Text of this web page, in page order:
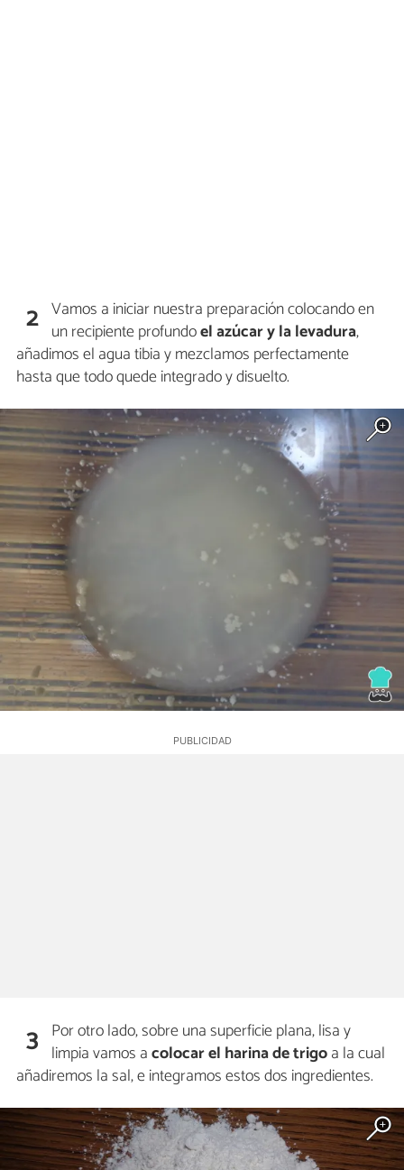
2 Vamos a iniciar nuestra preparación colocando en
un recipiente profundoel azúcar y la levadura,
añadimos el agua tibia y mezclamos perfectamente
hasta que todo quede integrado y disuelto.
3 Por otro lado, sobre una superficie plana, lisa y
limpia vamos acolocar el harina de trigoa la cual
añadiremos la sal, e integramos estos dos ingredientes.